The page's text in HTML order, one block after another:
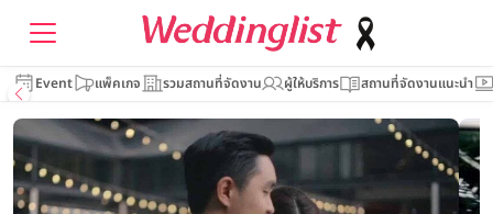
Event แพ็คเกจ รวมสถานที่จัดงาน ผู้ให้บริการ สถานที่จัดงานแนะนำ